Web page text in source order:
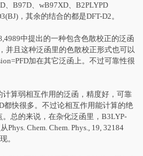
、B97D、wB97XD、B2PLYPD
，其余的结合的都是DFT-D2。
中提出的一种包含色散校正的泛函
并且这种泛函里的色散校正形式也可以
加在其它泛函上。不过可靠性很
计算弱相互作用的泛函，精度好，可靠
都快很多。不过论相互作用能计算的绝
总的来说，在杂化泛函里，B3LYP-
Chem. Chem. Phys., 19, 32184
。